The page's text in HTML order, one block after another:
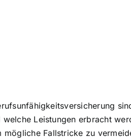
Leistungen erbracht
mögliche Fallstricke zu